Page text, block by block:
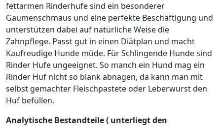
fettarmen Rinderhufe sind ein besonderer
Gaumenschmaus und eine perfekte Beschäftigung und
unterstützen dabei auf natürliche Weise die
Zahnpflege. Passt gut in einen Diätplan und macht
Kaufreudige Hunde müde. Für Schlingende Hunde sind
Rinder Hufe ungeeignet. So manch ein Hund mag ein
Rinder Huf nicht so blank abnagen, da kann man mit
selbst gemachter Fleischpastete oder Leberwurst den
Huf befüllen.
Analytische Bestandteile ( unterliegt den